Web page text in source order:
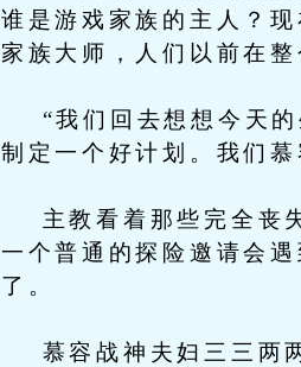
谁是游戏家族的主人？
家族大师，人们以前在
“我们回去想想今天的
制定一个好计划。我们
主教看着那些完全丧失
一个普通的探险邀请会
了。
慕容战神夫妇三三两两